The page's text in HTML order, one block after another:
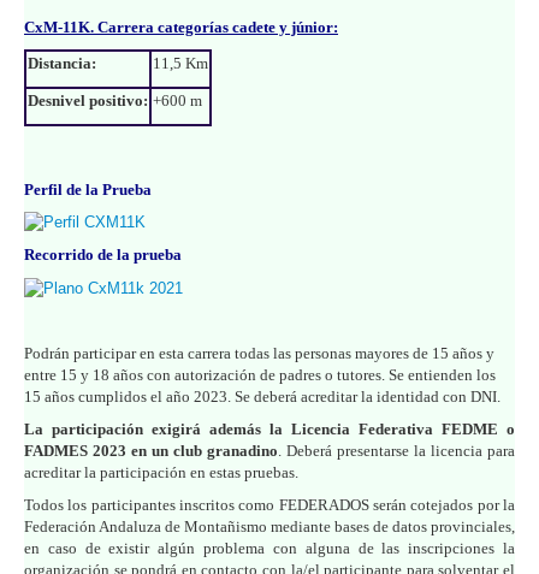
CxM-11K. Carrera categorías cadete y júnior:
Distancia:
11,5 Km
Desnivel positivo: +600 m
Perfil de la Prueba
Recorrido de la prueba
Podrán participar en esta carrera todas las personas mayores de 15 años y
entre 15 y 18 años con autorización de padres o tutores. Se entienden los
15 años cumplidos el año 2023. Se deberá acreditar la identidad con DNI.
La participación exigirá además la Licencia Federativa FEDME o
FADMES 2023 en un club granadino . Deberá presentarse la licencia para
acreditar la participación en estas pruebas.
Todos los participantes inscritos como FEDERADOS serán cotejados por la
Federación Andaluza de Montañismo mediante bases de datos provinciales,
en caso de existir algún problema con alguna de las inscripciones la
organización se pondrá en contacto con la/el participante para solventar el